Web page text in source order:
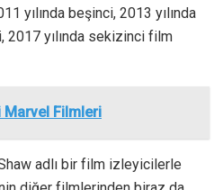
yılında beşinci, 2013 yılında
2017 yılında sekizinci film
Marvel Filmleri
adlı bir film izleyicilerle